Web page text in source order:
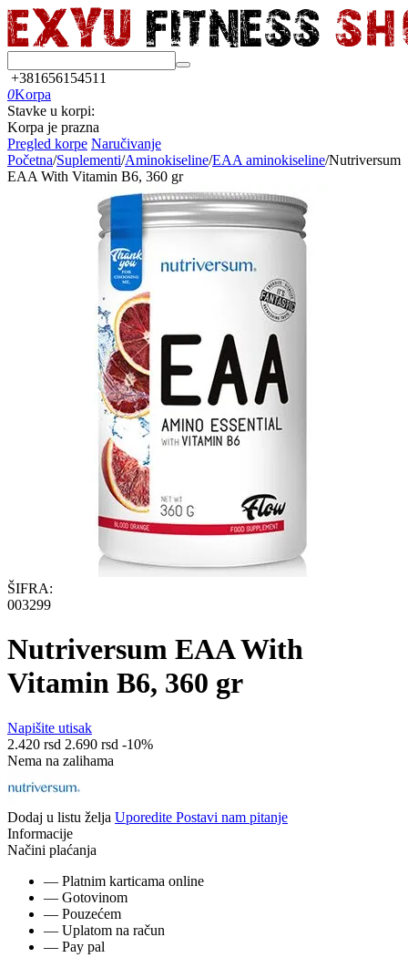
+381656154511
0Korpa
Stavke u korpi:
Korpa je prazna
Pregled korpe Naručivanje
Početna/Suplementi/Aminokiseline/EAA aminokiseline/Nutriversum
EAA With Vitamin B6, 360 gr
ŠIFRA:
003299
Nutriversum EAA With
Vitamin B6, 360 gr
Napišite utisak
2.420 rsd 2.690 rsd -10%
Nema na zalihama
Dodaj u listu želja Uporedite Postavi nam pitanje
Informacije
Načini plaćanja
— Platnim karticama online
— Gotovinom
— Pouzećem
— Uplatom na račun
— Pay pal